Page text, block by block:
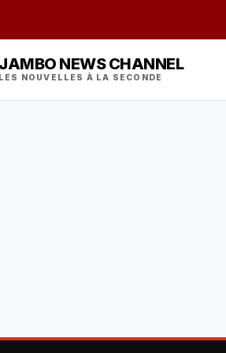
JAMBO NEWS CHANNEL
LES NOUVELLES À LA SECONDE